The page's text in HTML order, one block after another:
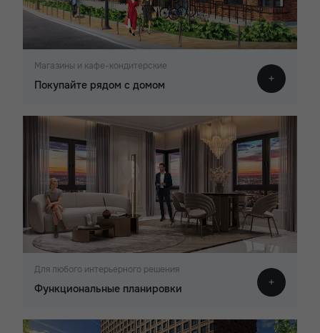
Магазины и кафе-кондитерские
Покупайте рядом с домом
Для любого интерьерного решения
Функциональные планировки